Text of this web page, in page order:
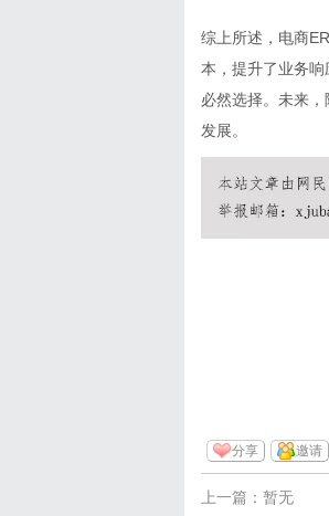
综上所述，电商
本，提升了业务
必然选择。未来
发展。
分享 邀请
上一篇：暂无